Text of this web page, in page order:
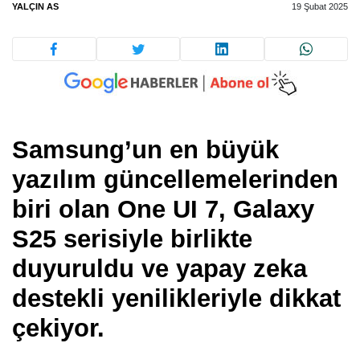
YALÇIN AS 19 Şubat 2025
Samsung’un en büyük
yazılım güncellemelerinden
biri olan One UI 7, Galaxy
S25 serisiyle birlikte
duyuruldu ve yapay zeka
destekli yenilikleriyle dikkat
çekiyor.